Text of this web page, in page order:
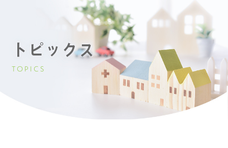
トピックス
TOPICS